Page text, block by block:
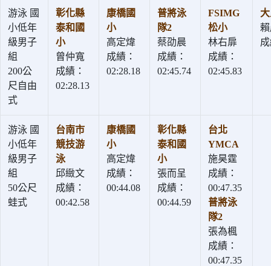
游泳 國
小低年
級男子
組
200公
尺自由
式
彰化縣
泰和國
小
曾仲寬
成績：
02:28.13
康橋國
小
高定煒
成績：
02:28.18
普將泳
隊2
蔡劭晨
成績：
02:45.74
FSIMG
松小
林右扉
成績：
02:45.83
游泳 國
小低年
級男子
組
50公尺
蛙式
台南市
競技游
泳
邱緻文
成績：
00:42.58
康橋國
小
高定煒
成績：
00:44.08
彰化縣
泰和國
小
張而呈
成績：
00:44.59
台北
YMCA
施昊霆
成績：
00:47.35
普將泳
隊2
張為楓
成績：
00:47.35